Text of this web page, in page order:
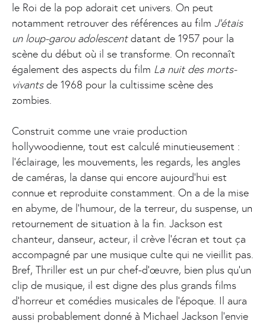
le Roi de la pop adorait cet univers. On peut
notamment retrouver des références au film J’étais
un loup-garou adolescentdatant de 1957 pour la
scène du début où il se transforme. On reconnaît
également des aspects du film La nuit des morts-
vivantsde 1968 pour la cultissime scène des
zombies.
Construit comme une vraie production
hollywoodienne, tout est calculé minutieusement :
l’éclairage, les mouvements, les regards, les angles
de caméras, la danse qui encore aujourd’hui est
connue et reproduite constamment. On a de la mise
en abyme, de l’humour, de la terreur, du suspense, un
retournement de situation à la fin. Jackson est
chanteur, danseur, acteur, il crève l’écran et tout ça
accompagné par une musique culte qui ne vieillit pas.
Bref, Thriller est un pur chef-d’œuvre, bien plus qu’un
clip de musique, il est digne des plus grands films
d’horreur et comédies musicales de l’époque. Il aura
aussi probablement donné à Michael Jackson l’envie